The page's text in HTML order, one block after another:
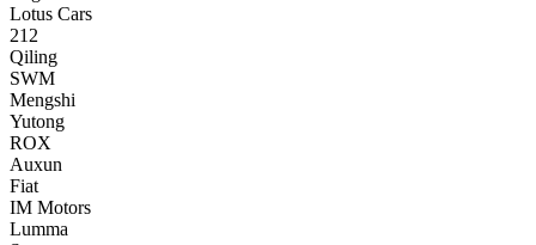
Lotus Cars
212
Qiling
SWM
Mengshi
Yutong
ROX
Auxun
Fiat
IM Motors
Lumma